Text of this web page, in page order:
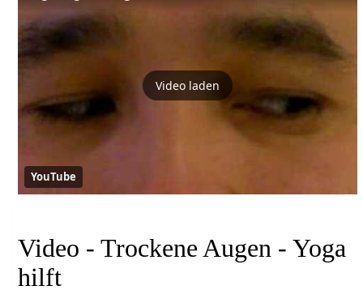
Video laden
YouTube
Video - Trockene Augen - Yoga
hilft